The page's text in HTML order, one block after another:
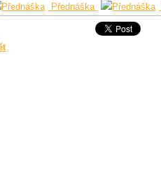
Přednáška